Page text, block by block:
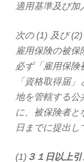
適用基準及び加
次の (1) 及び
雇用保険の被
必ず「雇用保険
「資格取得届
地を管轄する公
に、被保険者と
日までに提出し
(1) ３１日以上